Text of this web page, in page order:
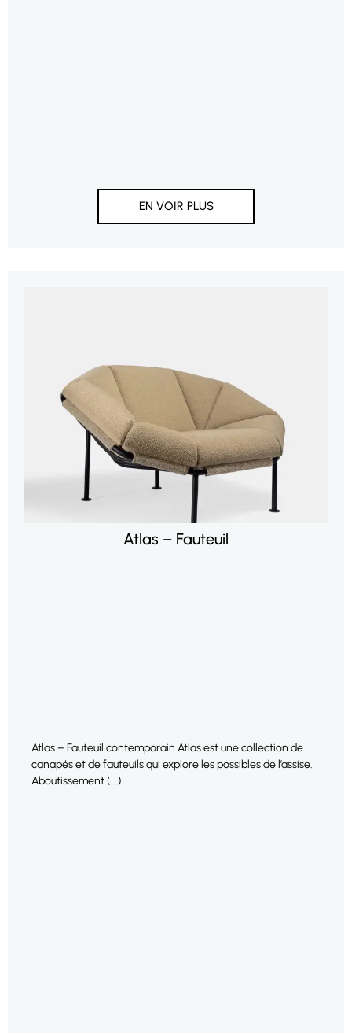
EN VOIR PLUS
Atlas – Fauteuil
Atlas – Fauteuil contemporain Atlas est une collection de
canapés et de fauteuils qui explore les possibles de l’assise.
Aboutissement (...)